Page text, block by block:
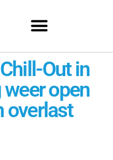
Out in
open
overlast